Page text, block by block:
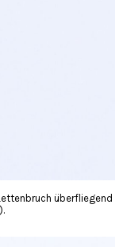
überfliegend